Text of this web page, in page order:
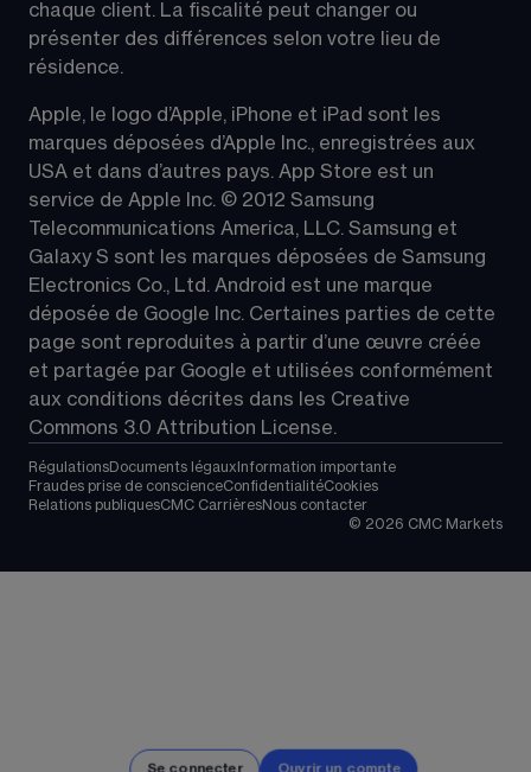
Se connecter Ouvrir un compte
chaque client. La fiscalité peut changer ou
présenter des différences selon votre lieu de
résidence.
Apple, le logo d’Apple, iPhone et iPad sont les
marques déposées d’Apple Inc., enregistrées aux
USA et dans d’autres pays. App Store est un
service de Apple Inc. © 2012 Samsung
Telecommunications America, LLC. Samsung et
Galaxy S sont les marques déposées de Samsung
Electronics Co., Ltd. Android est une marque
déposée de Google Inc. Certaines parties de cette
page sont reproduites à partir d’une œuvre créée
et partagée par Google et utilisées conformément
aux conditions décrites dans les Creative
Commons 3.0 Attribution License.
RégulationsDocuments légaux Information importante
Fraudes prise de conscienceConfidentialitéCookies
Relations publiquesCMC CarrièresNous contacter
© 2026 CMC Markets